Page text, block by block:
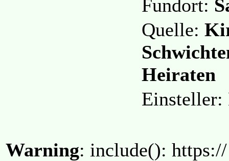
Fundort:
Quelle:
Heiraten
Warning: include():